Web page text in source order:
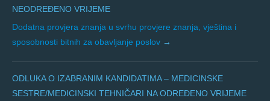
NEODREĐENO VRIJEME
Dodatna provjera znanja u svrhu provjere znanja, vještina i
sposobnosti bitnih za obavljanje poslov
ODLUKA O IZABRANIM KANDIDATIMA – MEDICINSKE
SESTRE/MEDICINSKI TEHNIČARI NA ODREĐENO VRIJEME